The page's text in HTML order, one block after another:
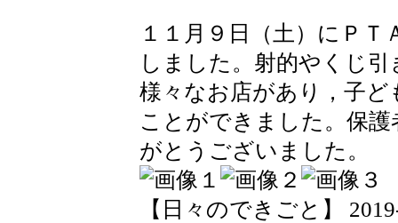
１１月９日（土）にＰ
しました。射的やくじ
様々なお店があり，子
ことができました。保
がとうございました。
【日々のできごと】